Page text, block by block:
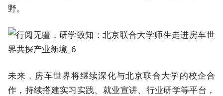
野。
未来，房车世界将继续深化与北京联合大学的校企合
作，持续搭建实习实践、就业宣讲、行业研学等平台，